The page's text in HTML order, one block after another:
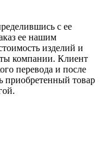
с ее
ее нашим
изделий и
компании. Клиент
перевода и после
приобретенный товар